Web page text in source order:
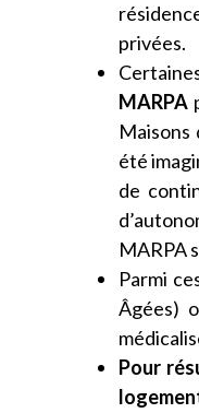
privées.
MARPA
Maisons
été
de
MARPA
Parmi
Âgées)
Pour